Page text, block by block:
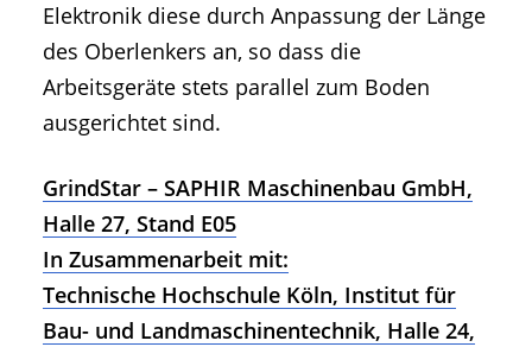
Elektronik diese durch Anpassung der Länge
des Oberlenkers an, so dass die
Arbeitsgeräte stets parallel zum Boden
ausgerichtet sind.
GrindStar – SAPHIR Maschinenbau GmbH,
Halle 27, Stand E05
In Zusammenarbeit mit:
Technische Hochschule Köln, Institut für
Bau- und Landmaschinentechnik, Halle 24,